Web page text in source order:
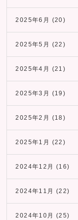
2025年6月 (20)
2025年5月 (22)
2025年4月 (21)
2025年3月 (19)
2025年2月 (18)
2025年1月 (22)
2024年12月 (16)
2024年11月 (22)
2024年10月 (25)